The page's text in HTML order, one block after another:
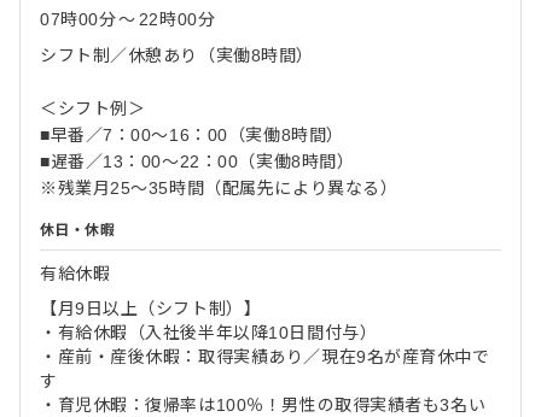
07時00分〜 22時00分
シフト制／休憩あり（実働8時間）
＜シフト例＞
■早番／7：00～16：00（実働8時間）
■遅番／13：00～22：00（実働8時間）
※残業月25～35時間（配属先により異なる）
休日・休暇
有給休暇
【月9日以上（シフト制）】
・有給休暇（入社後半年以降10日間付与）
・産前・産後休暇：取得実績あり／現在9名が産育休中で
す
・育児休暇：復帰率は100％！男性の取得実績者も3名い